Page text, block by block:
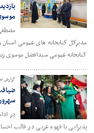
مدیرکل کتابخانه های عمومی
کتابخانه عمومی سیدافضل موسوی
گزارش
در
پذیرایی با قهوه عربی در قالب